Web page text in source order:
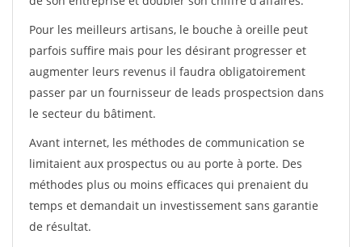
Pour les meilleurs artisans, le bouche à oreille peut
parfois suffire mais pour les désirant progresser et
augmenter leurs revenus il faudra obligatoirement
passer par un fournisseur de leads prospectsion dans
le secteur du bâtiment.
Avant internet, les méthodes de communication se
limitaient aux prospectus ou au porte à porte. Des
méthodes plus ou moins efficaces qui prenaient du
temps et demandait un investissement sans garantie
de résultat.